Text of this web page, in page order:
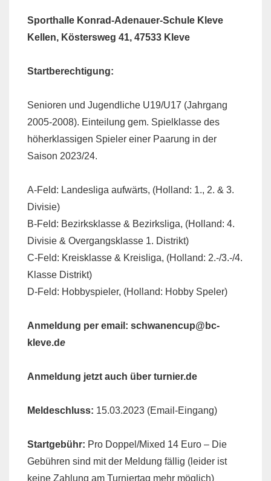
Sporthalle Konrad-Adenauer-Schule Kleve
Kellen, Köstersweg 41, 47533 Kleve
Startberechtigung:
Senioren und Jugendliche U19/U17 (Jahrgang
2005-2008). Einteilung gem. Spielklasse des
höherklassigen Spieler einer Paarung in der
Saison 2023/24.
A-Feld: Landesliga aufwärts, (Holland: 1., 2. & 3.
Divisie)
B-Feld: Bezirksklasse & Bezirksliga, (Holland: 4.
Divisie & Overgangsklasse 1. Distrikt)
C-Feld: Kreisklasse & Kreisliga, (Holland: 2.-/3.-/4.
Klasse Distrikt)
D-Feld: Hobbyspieler, (Holland: Hobby Speler)
Anmeldung per email: schwanencup@bc-
kleve.de
Anmeldung jetzt auch über turnier.de
Meldeschluss: 15.03.2023 (Email-Eingang)
Startgebühr: Pro Doppel/Mixed 14 Euro – Die
Gebühren sind mit der Meldung fällig (leider ist
keine Zahlung am Turniertag mehr möglich)